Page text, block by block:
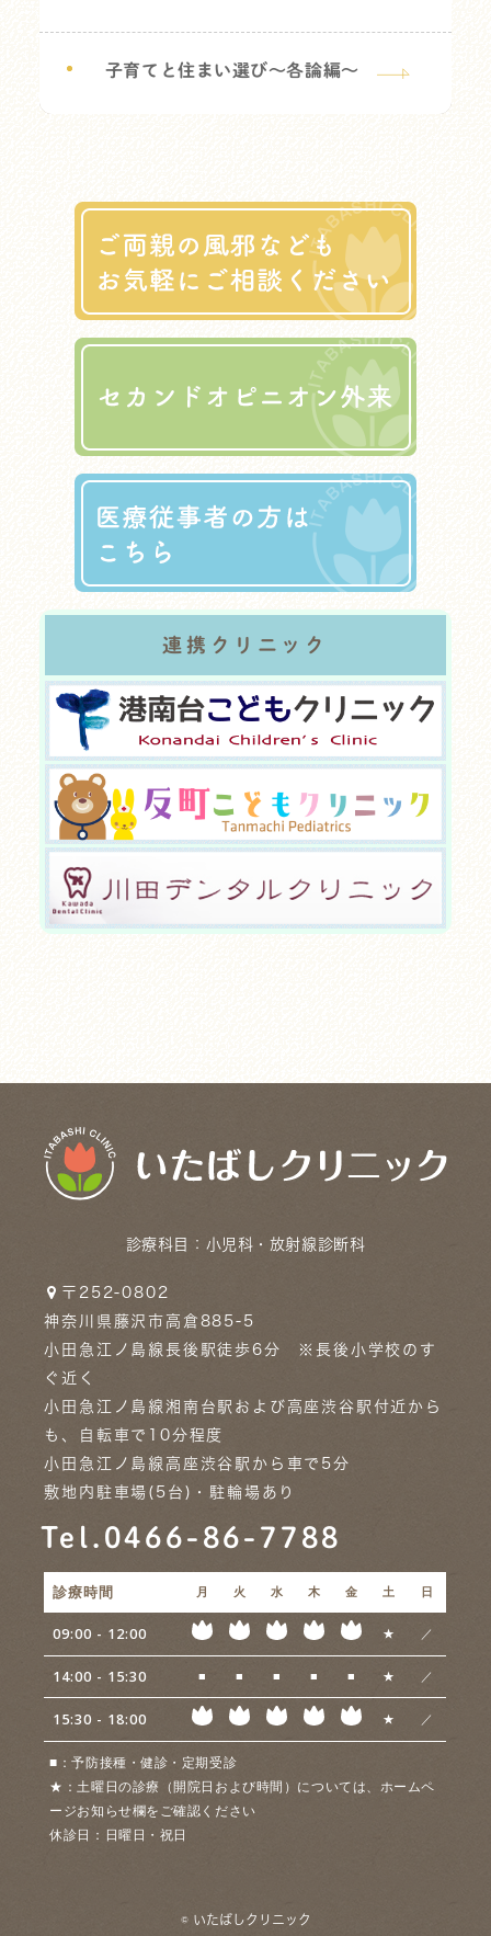
子育てと住まい選び～各論編～
連携クリニック
診療科目： 小児科・放射線診断科
〒252-0802
神奈川県藤沢市高倉885-5
小田急江ノ島線長後駅徒歩6分 ※長後小学校のす
ぐ近く
小田急江ノ島線湘南台駅および高座渋谷駅付近から
も、自転車で10分程度
小田急江ノ島線高座渋谷駅から車で5分
敷地内駐車場(5台)・駐輪場あり
Tel.0466-86-7788
診療時間 月 火 水 木 金 土 日
09:00 - 12:00 ★ ／
14:00 - 15:30 ■ ■ ■ ■ ■ ★ ／
15:30 - 18:00 ★ ／
■ ：予防接種・健診・定期受診
★ ：土曜日の診療（開院日および時間）については、ホームペ
ージお知らせ欄をご確認ください
休診日： 日曜日・祝日
© いたばしクリニック